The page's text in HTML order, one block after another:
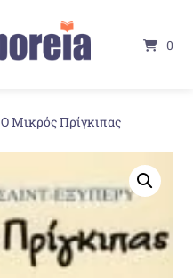
0
Ο Μικρός Πρίγκιπας